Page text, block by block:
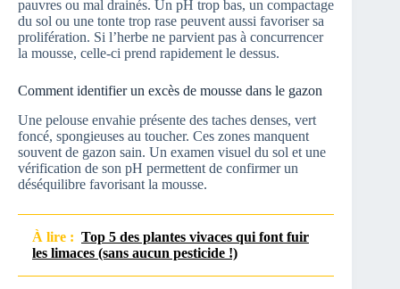
pauvres ou mal drainés. Un pH trop bas, un compactage
du sol ou une tonte trop rase peuvent aussi favoriser sa
prolifération. Si l’herbe ne parvient pas à concurrencer
la mousse, celle-ci prend rapidement le dessus.
Comment identifier un excès de mousse dans le gazon
Une pelouse envahie présente des taches denses, vert
foncé, spongieuses au toucher. Ces zones manquent
souvent de gazon sain. Un examen visuel du sol et une
vérification de son pH permettent de confirmer un
déséquilibre favorisant la mousse.
À lire : Top 5 des plantes vivaces qui font fuir
les limaces (sans aucun pesticide !)